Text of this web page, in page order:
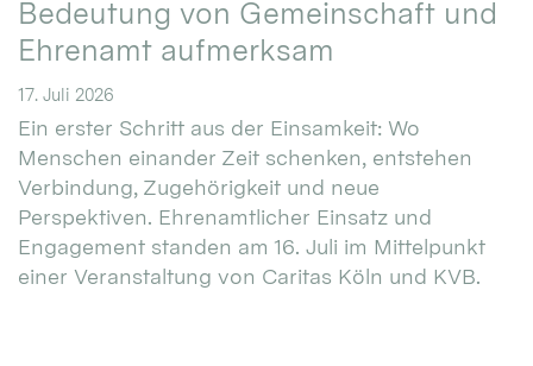
Bedeutung von Gemeinschaft und
Ehrenamt aufmerksam
17. Juli 2026
Ein erster Schritt aus der Einsamkeit: Wo
Menschen einander Zeit schenken, entstehen
Verbindung, Zugehörigkeit und neue
Perspektiven. Ehrenamtlicher Einsatz und
Engagement standen am 16. Juli im Mittelpunkt
einer Veranstaltung von Caritas Köln und KVB.